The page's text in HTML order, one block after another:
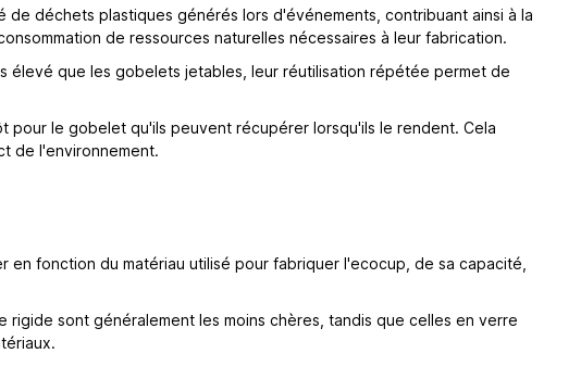
déchets plastiques générés lors d'événements, contribuant ainsi à la
de ressources naturelles nécessaires à leur fabrication.
élevé que les gobelets jetables, leur réutilisation répétée permet de
pour le gobelet qu'ils peuvent récupérer lorsqu'ils le rendent. Cela
de l'environnement.
fonction du matériau utilisé pour fabriquer l'ecocup, de sa capacité,
sont généralement les moins chères, tandis que celles en verre